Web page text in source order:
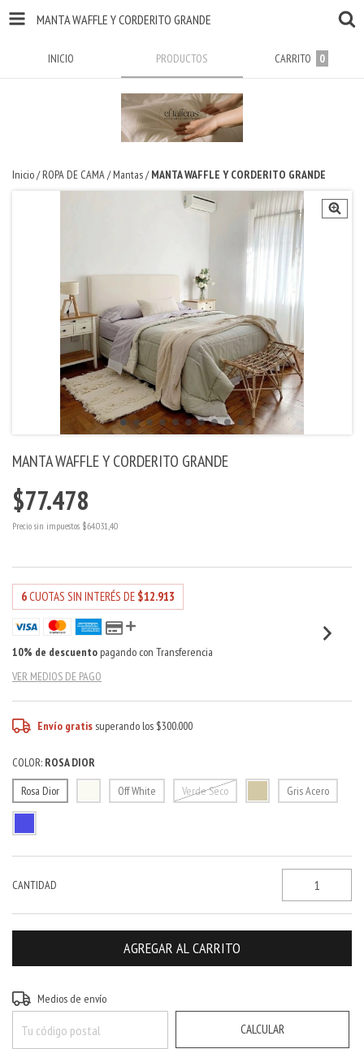
MANTA WAFFLE Y CORDERITO GRANDE
INICIO PRODUCTOS CARRITO 0
Inicio/ ROPA DE CAMA/ Mantas/ MANTA WAFFLE Y CORDERITO GRANDE
MANTA WAFFLE Y CORDERITO GRANDE
$77.478
Precio sin impuestos $64.031,40
6CUOTAS SIN INTERÉS DE $12.913
10% de descuento pagando con Transferencia
VER MEDIOS DE PAGO
Envío gratis superando los $300.000
COLOR: ROSA DIOR
Rosa Dior
Off White Verde Seco Gris Acero
CANTIDAD
Entregas para el CP:
Medios de envío
CALCULAR